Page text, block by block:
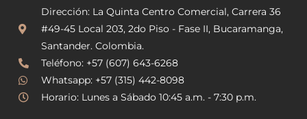
a
g
r
a
m
b
o
Dirección: La Quinta Centro Comercial, Carrera 36
#49-45 Local 203, 2do Piso - Fase II, Bucaramanga,
Santander. Colombia.
Teléfono: +57 (607) 643-6268
Whatsapp: +57 (315) 442-8098
Horario: Lunes a Sábado 10:45 a.m. - 7:30 p.m.